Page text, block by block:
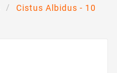
Cistus Albidus - 10